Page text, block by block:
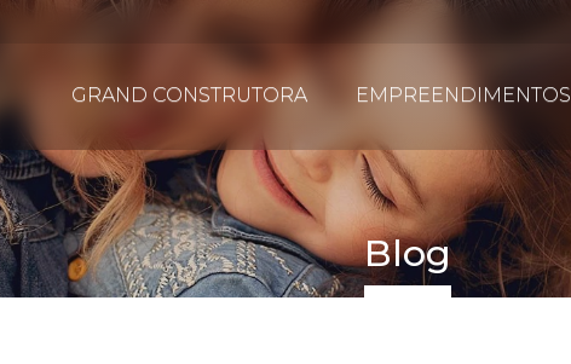
GRAND CONSTRUTORA EMPREENDIMENTOS
Blog